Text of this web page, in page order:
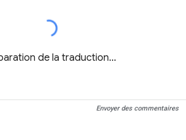
de la traduction…
Envoyer des commentaires